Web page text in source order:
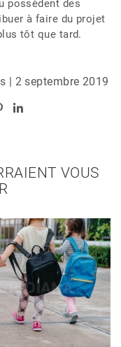
possèdent des
à faire du projet
tôt que tard.
| 2 septembre 2019
VOUS